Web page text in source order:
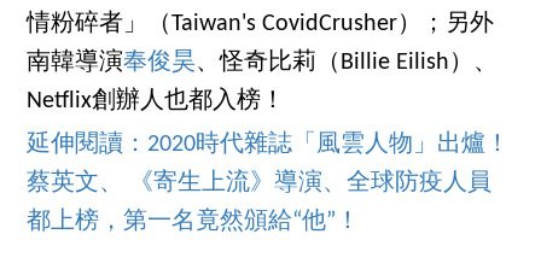
情粉碎者」（Taiwan's CovidCrusher）；另外
南韓導演奉俊昊、怪奇比莉（Billie Eilish）、
Netflix創辦人也都入榜！
延伸閱讀：2020時代雜誌「風雲人物」出爐！
蔡英文、 《寄生上流》導演、全球防疫人員
都上榜，第一名竟然頒給“他”！